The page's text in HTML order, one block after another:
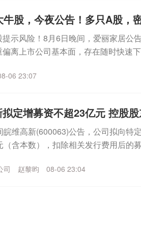
牛股，今夜公告！多只A股，
提示风险！8月6日晚间，爱丽家居公
离上市公司基本面，存在随时快速
06 23:07
定增募资不超23亿元 控股
皖维高新(600063)公告，公司拟向特
（含本数），扣除相关发行费用后的
司 赵黎昀 08-06 23:04